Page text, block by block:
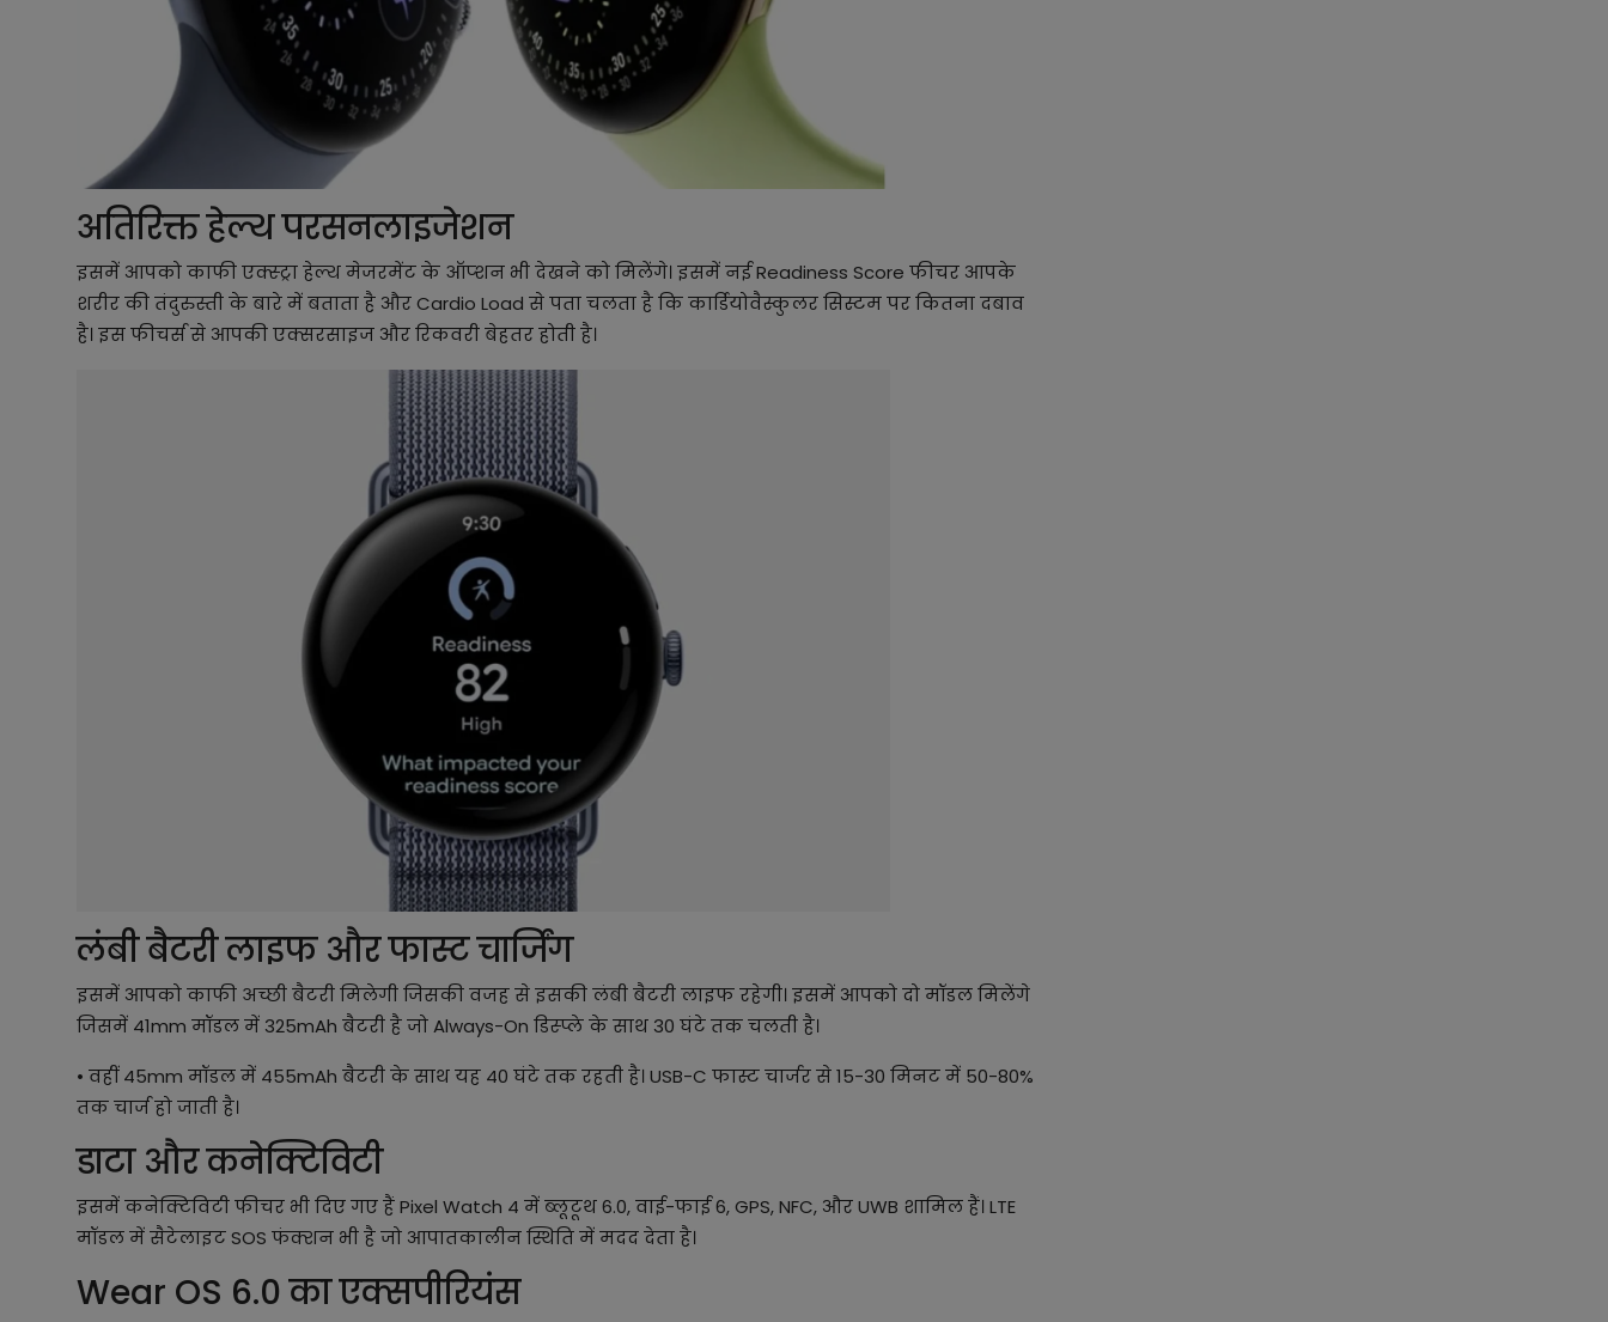
अतिरिक्त हेल्थ परसनलाइजेशन
इसमें आपको काफी एक्स्ट्रा हेल्थ मेजरमेंट के ऑप्शन भी देखने को मिलेंगे। इसमें नई Readiness Score फीचर आपके
शरीर की तंदुरुस्ती के बारे में बताता है और Cardio Load से पता चलता है कि कार्डियोवैस्कुलर सिस्टम पर कितना दबाव
है। इस फीचर्स से आपकी एक्सरसाइज और रिकवरी बेहतर होती है।
लंबी बैटरी लाइफ और फास्ट चार्जिंग
इसमें आपको काफी अच्छी बैटरी मिलेगी जिसकी वजह से इसकी लंबी बैटरी लाइफ रहेगी। इसमें आपको दो मॉडल मिलेंगे
जिसमें 41mm मॉडल में 325mAh बैटरी है जो Always-On डिस्प्ले के साथ 30 घंटे तक चलती है।
• वहीं 45mm मॉडल में 455mAh बैटरी के साथ यह 40 घंटे तक रहती है। USB-C फास्ट चार्जर से 15-30 मिनट में 50-80%
तक चार्ज हो जाती है।
डाटा और कनेक्टिविटी
इसमें कनेक्टिविटी फीचर भी दिए गए हैं Pixel Watch 4 में ब्लूटूथ 6.0, वाई-फाई 6, GPS, NFC, और UWB शामिल हैं। LTE
मॉडल में सैटेलाइट SOS फंक्शन भी है जो आपातकालीन स्थिति में मदद देता है।
Wear OS 6.0 का एक्सपीरियंस